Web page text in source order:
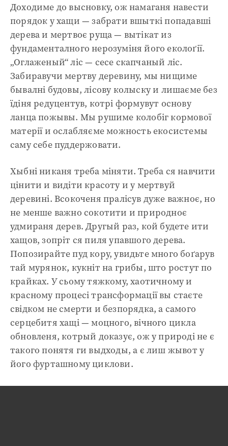
Доходиме до высновку, ож намаганя навести
порядок у хащи — забрати вшыткі попадавші
дерева и мертвоє руща — вытікат из
фундаменталного нерозуміня його еколоґії.
„Оглаженый“ ліс — сесе скапчаный ліс.
Забиравучи мертву деревину, мы нищиме
бывалні будовы, лісову колыску и лишаєме без
їдіня редуцентув, котрі формувут основу
ланца пожывы. Мы рушиме колобіг кормової
матерії и ослабляєме можность екосистемы
саму себе пуддержовати.
Хыбні никаня треба міняти. Треба ся навчити
цінити и видіти красоту и у мертвуй
деревині. Всокоченя пралісув дуже важноє, но
не менше важно сокотити и природноє
удмираня дерев. Другый раз, кой будете ити
хащов, зопріт ся пиля упавшого дерева.
Попозирайте пуд кору, увидьте много боґарув
тай мурянок, кукніт на грибы, што ростут по
крайках. У сьому тяжкому, хаотичному и
красному процесі трансформації вы стаєте
свідком не смерти и безпорядка, а самого
серцебитя хащі — моцного, вічного цикла
обновленя, котрый доказує, ож у природі не є
такого понятя ги выдходы, а є лиш жывот у
його фурташному циклови.